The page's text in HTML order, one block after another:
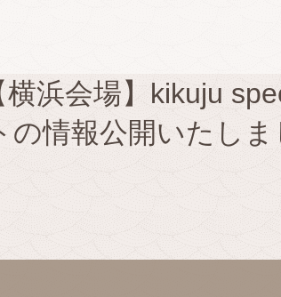
浜会場】kikuju
の情報公開いたし